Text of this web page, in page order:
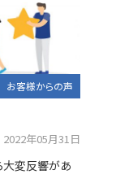
お客様からの声
2022年05月31日
大変反響があ